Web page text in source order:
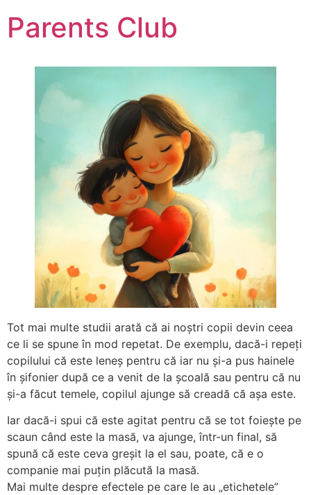
Parents Club
Tot mai multe studii arată că ai noștri copii devin ceea
ce li se spune în mod repetat. De exemplu, dacă-i repeți
copilului că este leneș pentru că iar nu și-a pus hainele
în șifonier după ce a venit de la școală sau pentru că nu
și-a făcut temele, copilul ajunge să creadă că așa este.
Iar dacă-i spui că este agitat pentru că se tot foiește pe
scaun când este la masă, va ajunge, într-un final, să
spună că este ceva greșit la el sau, poate, că e o
companie mai puțin plăcută la masă.
Mai multe despre efectele pe care le au „etichetele”